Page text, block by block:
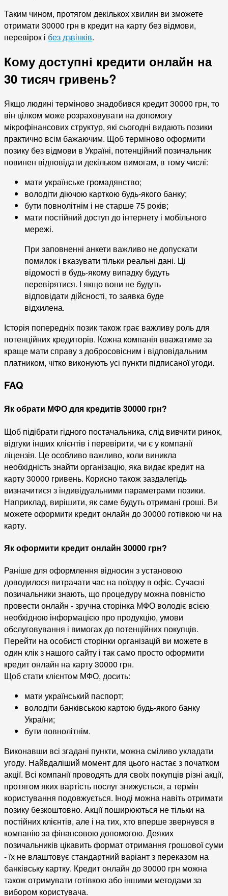
Таким чином, протягом декількох хвилин ви зможете
отримати 30000 грн в кредит на карту без відмови,
перевірок і без дзвінків.
Кому доступні кредити онлайн на
30 тисяч гривень?
Якщо людині терміново знадобився кредит 30000 грн, то
він цілком може розраховувати на допомогу
мікрофінансових структур, які сьогодні видають позики
практично всім бажаючим. Щоб терміново оформити
позику без відмови в Україні, потенційний позичальник
повинен відповідати декільком вимогам, в тому числі:
мати українське громадянство;
володіти діючою карткою будь-якого банку;
бути повнолітнім і не старше 75 років;
мати постійний доступ до інтернету і мобільного
мережі.
При заповненні анкети важливо не допускати
помилок і вказувати тільки реальні дані. Ці
відомості в будь-якому випадку будуть
перевірятися. І якщо вони не будуть
відповідати дійсності, то заявка буде
відхилена.
Історія попередніх позик також грає важливу роль для
потенційних кредиторів. Кожна компанія вважатиме за
краще мати справу з добросовісним і відповідальним
платником, чітко виконують усі пункти підписаної угоди.
FAQ
Як обрати МФО для кредитів 30000 грн?
Щоб підібрати гідного постачальника, слід вивчити ринок,
відгуки інших клієнтів і перевірити, чи є у компанії
ліцензія. Це особливо важливо, коли виникла
необхідність знайти організацію, яка видає кредит на
карту 30000 гривень. Корисно також заздалегідь
визначитися з індивідуальними параметрами позики.
Наприклад, вирішити, як саме будуть отримані гроші. Ви
можете оформити кредит онлайн до 30000 готівкою чи на
карту.
Як оформити кредит онлайн 30000 грн?
Раніше для оформлення відносин з установою
доводилося витрачати час на поїздку в офіс. Сучасні
позичальники знають, що процедуру можна повністю
провести онлайн - зручна сторінка МФО володіє всією
необхідною інформацією про продукцію, умови
обслуговування і вимогах до потенційних покупців.
Перейти на особисті сторінки організацій ви можете в
один клік з нашого сайту і так само просто оформити
кредит онлайн на карту 30000 грн.
Щоб стати клієнтом МФО, досить:
мати український паспорт;
володіти банківською картою будь-якого банку
України;
бути повнолітнім.
Виконавши всі згадані пункти, можна сміливо укладати
угоду. Найвдаліший момент для цього настає з початком
акції. Всі компанії проводять для своїх покупців різні акції,
протягом яких вартість послуг знижується, а термін
користування подовжується. Іноді можна навіть отримати
позику безкоштовно. Акції поширюються не тільки на
постійних клієнтів, але і на тих, хто вперше звернувся в
компанію за фінансовою допомогою. Деяких
позичальників цікавить формат отримання грошової суми
- їх не влаштовує стандартний варіант з переказом на
банківську картку. Кредит онлайн до 30000 грн можна
також отримувати готівкою або іншими методами за
вибором користувача.